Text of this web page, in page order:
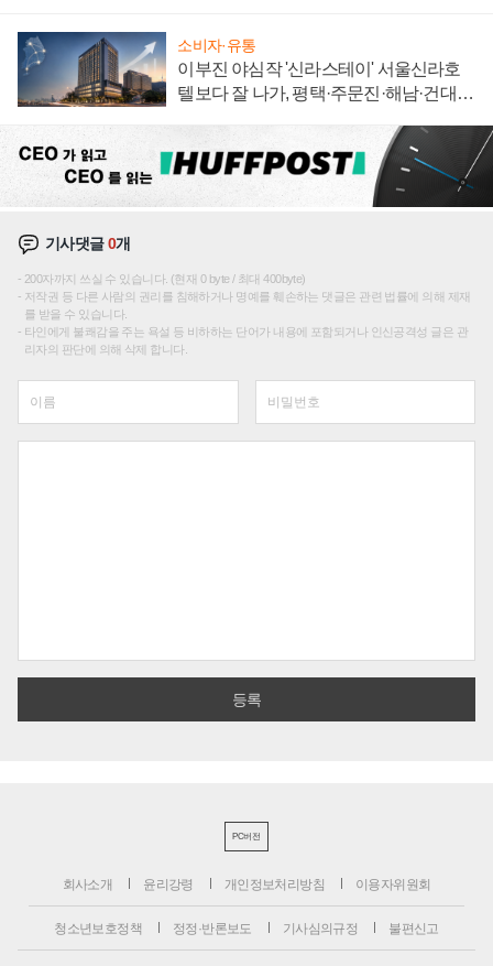
소비자·유통
이부진 야심작 '신라스테이' 서울신라호
텔보다 잘 나가, 평택·주문진·해남·건대로
기사댓글0개
200자까지 쓰실 수 있습니다. (현재 0 byte / 최대 400byte)
저작권 등 다른 사람의 권리를 침해하거나 명예를 훼손하는 댓글은 관련 법률에 의해 제재
를 받을 수 있습니다.
타인에게 불쾌감을 주는 욕설 등 비하하는 단어가 내용에 포함되거나 인신공격성 글은 관
리자의 판단에 의해 삭제 합니다.
PC버전
회사소개 윤리강령 개인정보처리방침 이용자위원회
청소년보호정책 정정·반론보도 기사심의규정 불편신고